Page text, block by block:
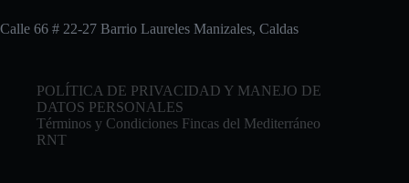
Calle 66 # 22-27 Barrio Laureles Manizales, Caldas
POLÍTICA DE PRIVACIDAD Y MANEJO DE
DATOS PERSONALES
Términos y Condiciones Fincas del Mediterráneo
RNT